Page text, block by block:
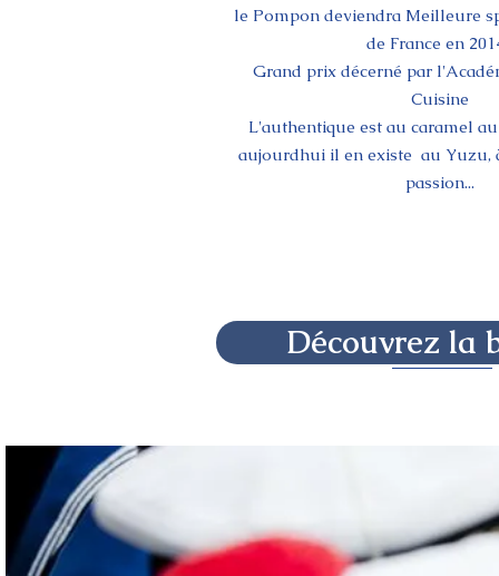
le Pompon deviendra Meilleure
de France en
Grand prix décerné par
Cuisine
L'authentique est au caramel
aujourdhui il en existe au Yuzu,
passion...
Découvrez la